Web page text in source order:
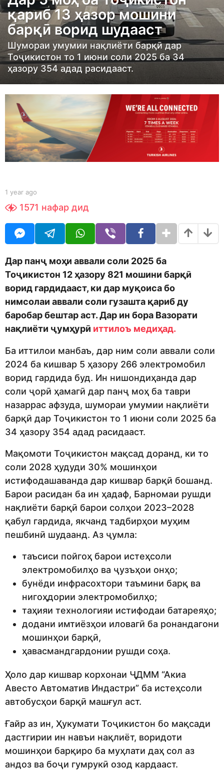
r
a
g
o
1
y
e
a
g
o
қариб 13 ҳазор мошини
барқӣ ворид шудааст
Шумораи умумии нақлиёти барқӣ дар
Тоҷикистон то 1 июни соли 2025 ба 34
ҳазору 354 адад расидааст.
b
S
h
d
o
n
1 year ago
e
o
1571 нафар дид
Дар панҷ моҳи аввали соли 2025 ба
Тоҷикистон 12 ҳазору 821 мошини барқӣ
ворид гардидааст, ки дар муқоиса бо
нимсолаи аввали соли гузашта қариб ду
баробар бештар аст. Дар ин бора Вазорати
нақлиёти ҷумҳурӣ иттилоъ медиҳад.
Ба иттилои манбаъ, дар ним соли аввали соли
2024 ба кишвар 5 ҳазору 266 электромобил
ворид гардида буд. Ин нишондиҳанда дар
соли ҷорӣ ҳамагӣ дар панҷ моҳ ба таври
назаррас афзуда, шумораи умумии нақлиёти
барқӣ дар Тоҷикистон то 1 июни соли 2025 ба
34 ҳазору 354 адад расидааст.
Мақомоти Тоҷикистон мақсад доранд, ки то
соли 2028 ҳудуди 30% мошинҳои
истифодашаванда дар кишвар барқӣ бошанд.
Барои расидан ба ин ҳадаф, Барномаи рушди
нақлиёти барқӣ барои солҳои 2023–2028
қабул гардида, якчанд тадбирҳои муҳим
пешбинӣ шудаанд. Аз ҷумла:
таъсиси пойгоҳ барои истеҳсоли
электромобилҳо ва ҷузъҳои онҳо;
бунёди инфрасохтори таъмини барқ ва
нигоҳдории электромобилҳо;
таҳияи технологияи истифодаи батареяҳо;
додани имтиёзҳои иловагӣ ба ронандагони
мошинҳои барқӣ,
ҳавасмандгардонии рушди соҳа.
Ҳоло дар кишвар корхонаи ҶДММ “Акиа
Авесто Автоматив Индастри” ба истеҳсоли
автобусҳои барқӣ машғул аст.
Ғайр аз ин, Ҳукумати Тоҷикистон бо мақсади
дастгирии ин навъи нақлиёт, воридоти
мошинҳои барқиро ба муҳлати даҳ сол аз
андоз ва боҷи гумрукӣ озод кардааст.